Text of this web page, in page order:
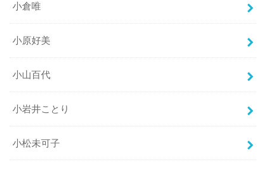
小倉唯
小原好美
小山百代
小岩井ことり
小松未可子